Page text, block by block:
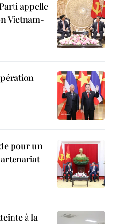
appelle
Vietnam-
pour un
à la